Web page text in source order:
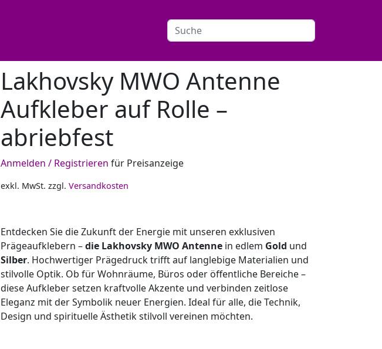
Lakhovsky MWO Antenne
Aufkleber auf Rolle –
abriebfest
Anmelden / Registrieren für Preisanzeige
exkl. MwSt. zzgl.Versandkosten
Entdecken Sie die Zukunft der Energie mit unseren exklusiven
Prägeaufklebern –die Lakhovsky MWO Antenne in edlem Gold und
Silber. Hochwertiger Prägedruck trifft auf langlebige Materialien und
stilvolle Optik. Ob für Wohnräume, Büros oder öffentliche Bereiche –
diese Aufkleber setzen kraftvolle Akzente und verbinden zeitlose
Eleganz mit der Symbolik neuer Energien. Ideal für alle, die Technik,
Design und spirituelle Ästhetik stilvoll vereinen möchten.